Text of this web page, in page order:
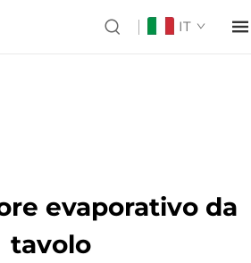
IT
evaporativo da
tavolo